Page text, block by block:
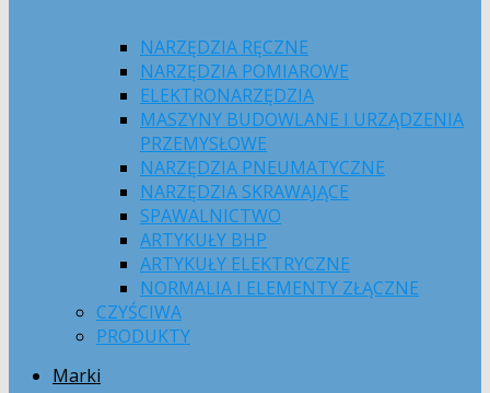
NARZĘDZIA RĘCZNE
NARZĘDZIA POMIAROWE
ELEKTRONARZĘDZIA
MASZYNY BUDOWLANE I URZĄDZENIA
PRZEMYSŁOWE
NARZĘDZIA PNEUMATYCZNE
NARZĘDZIA SKRAWAJĄCE
SPAWALNICTWO
ARTYKUŁY BHP
ARTYKUŁY ELEKTRYCZNE
NORMALIA I ELEMENTY ZŁĄCZNE
CZYŚCIWA
PRODUKTY
Marki